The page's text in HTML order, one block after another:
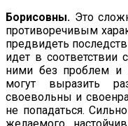
Борисовны. Это
проти­воречивым
предвидеть
идет в соответствии
ними без проблем и
могут выразить
своевольны и
не попадаться.